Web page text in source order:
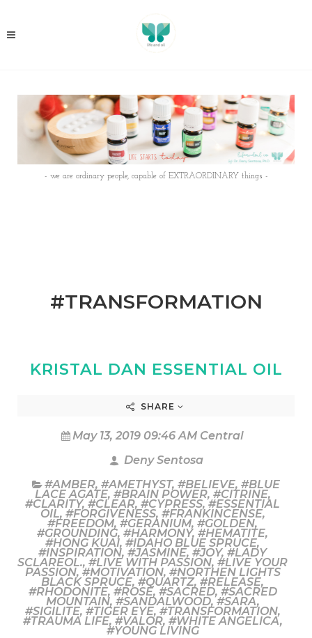
- we are ordinary people, capable of EXTRAORDINARY things -
#TRANSFORMATION
KRISTAL DAN ESSENTIAL OIL
SHARE
May 13, 2019 09:46 AM Central
Deny Sentosa
#AMBER, #AMETHYST, #BELIEVE, #BLUE
LACE AGATE, #BRAIN POWER, #CITRINE,
#CLARITY, #CLEAR, #CYPRESS,#ESSENTIAL
OIL, #FORGIVENESS, #FRANKINCENSE,
#FREEDOM, #GERANIUM, #GOLDEN,
#GROUNDING, #HARMONY, #HEMATITE,
#HONG KUAI, #IDAHO BLUE SPRUCE,
#INSPIRATION, #JASMINE, #JOY, #LADY
SCLAREOL., #LIVE WITH PASSION, #LIVE YOUR
PASSION, #MOTIVATION, #NORTHEN LIGHTS
BLACK SPRUCE, #QUARTZ, #RELEASE,
#RHODONITE, #ROSE, #SACRED, #SACRED
MOUNTAIN, #SANDALWOOD,#SARA,
#SIGILITE, #TIGER EYE, #TRANSFORMATION,
#TRAUMA LIFE, #VALOR, #WHITE ANGELICA,
#YOUNG LIVING